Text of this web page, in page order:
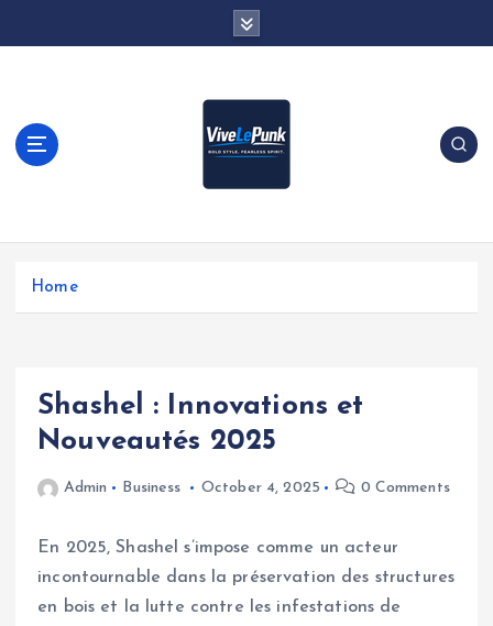
t
Live Loud. Stay Different
Home
Shashel : Innovations et
Nouveautés 2025
Admin Business October 4, 2025 0 Comments
En 2025, Shashel s’impose comme un acteur
incontournable dans la préservation des structures
en bois et la lutte contre les infestations de